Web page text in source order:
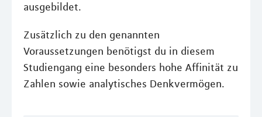
ausgebildet.
Zusätzlich zu den genannten
Voraussetzungen benötigst du in diesem
Studiengang eine besonders hohe Affinität zu
Zahlen sowie analytisches Denkvermögen.